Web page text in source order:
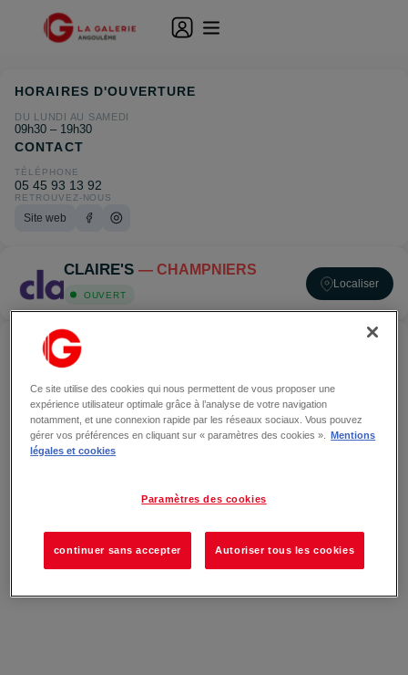
CLAIRE'S — CHAMPNIERS
OUVERT
Localiser
ACCÉDER À CLAIRE'S — CHAMPNIERS
HORAIRES D'OUVERTURE
DU LUNDI AU SAMEDI
09h30 – 19h30
CONTACT
TÉLÉPHONE
05 45 93 13 92
RETROUVEZ-NOUS
Site web
Ce site utilise des cookies qui nous permettent de vous proposer une
expérience utilisateur optimale grâce à l’analyse de votre navigation
notamment, et une connexion rapide par les réseaux sociaux. Vous pouvez
gérer vos préférences en cliquant sur « paramètres des cookies ».
Mentions
légales et cookies
Paramètres des cookies
continuer sans accepter Autoriser tous les cookies